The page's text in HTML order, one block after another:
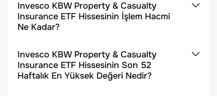
Invesco KBW Property & Casualty
Insurance ETF Hissesinin İşlem Hacmi
Ne Kadar?
Invesco KBW Property & Casualty
Insurance ETF Hissesinin Son 52
Haftalık En Yüksek Değeri Nedir?